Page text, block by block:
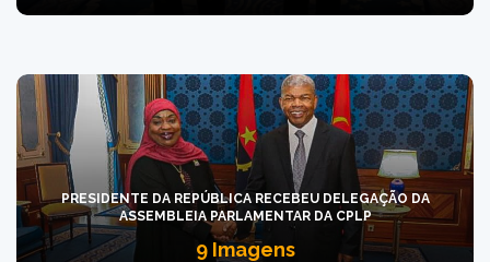
PRESIDENTE DA REPÚBLICA RECEBEU DELEGAÇÃO DA
ASSEMBLEIA PARLAMENTAR DA CPLP
9 Imagens